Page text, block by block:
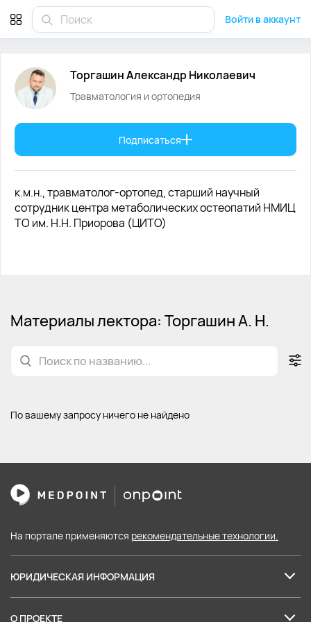
Войти в аккаунт
ТоргашинАлександр Николаевич
Травматология и ортопедия
Подписаться
к.м.н., травматолог-ортопед, старший научный
сотрудник центра метаболических остеопатий НМИЦ
ТО им. Н.Н. Приорова (ЦИТО)
Материалы лектора: Торгашин А. Н.
По вашему запросу ничего не найдено
На портале применяются рекомендательные технологии.
ЮРИДИЧЕСКАЯ ИНФОРМАЦИЯ
О ПРОЕКТЕ
Торгашин Александр Николаевич травматолог и ортопед